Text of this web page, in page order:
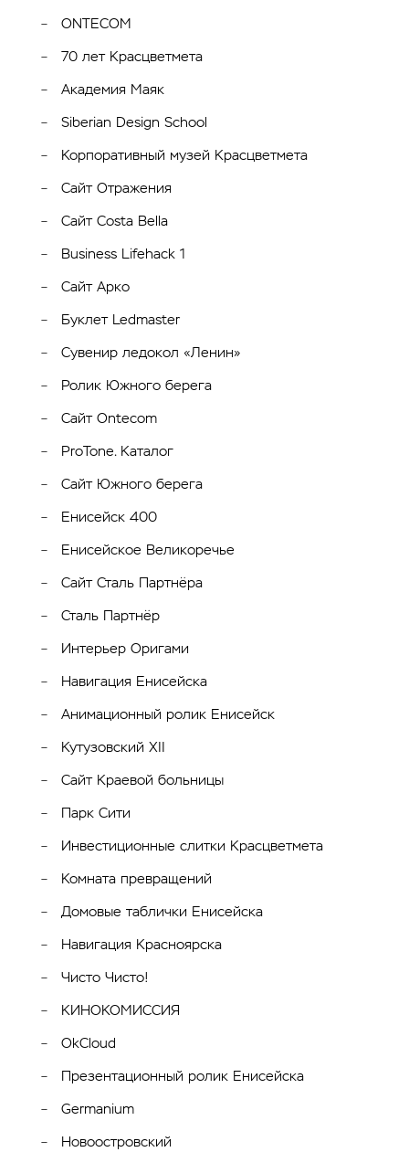
ONTECOM
70 лет Красцветмета
Академия Маяк
Siberian Design School
Корпоративный музей Красцветмета
Сайт Отражения
Сайт Costa Bella
Business Lifehack 1
Сайт Арко
Буклет Ledmaster
Сувенир ледокол «Ленин»
Ролик Южного берега
Сайт Ontecom
ProTone. Каталог
Сайт Южного берега
Енисейск 400
Енисейское Великоречье
Сайт Сталь Партнёра
Сталь Партнёр
Интерьер Оригами
Навигация Енисейска
Анимационный ролик Енисейск
Кутузовский XII
Сайт Краевой больницы
Парк Сити
Инвестиционные слитки Красцветмета
Комната превращений
Домовые таблички Енисейска
Навигация Красноярска
Чисто Чисто!
КИНОКОМИССИЯ
OkCloud
Презентационный ролик Енисейска
Germanium
Новоостровский